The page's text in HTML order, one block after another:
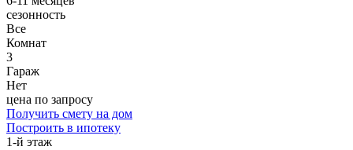
сезонность
Все
Комнат
3
Гараж
Нет
цена по запросу
Получить смету на дом
Построить в ипотеку
1-й этаж